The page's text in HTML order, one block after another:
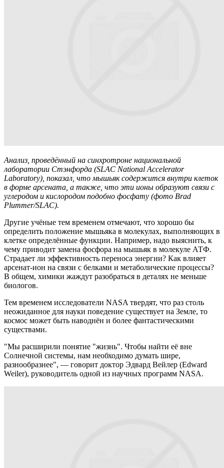
Анализ, проведённый на синхротроне национальной
лаборатории Стэнфорда (SLAC National Accelerator
Laboratory), показал, что мышьяк содержится внутри клеток
в форме арсената, а также, что эти ионы образуют связи с
углеродом и кислородом подобно фосфату (фото Brad
Plummer/SLAC).
Другие учёные тем временем отмечают, что хорошо бы
определить положение мышьяка в молекулах, выполняющих в
клетке определённые функции. Например, надо выяснить, к
чему приводит замена фосфора на мышьяк в молекуле АТФ.
Страдает ли эффективность переноса энергии? Как влияет
арсенат-ион на связи с белками и метаболические процессы?
В общем, химики жаждут разобраться в деталях не меньше
биологов.
Тем временем исследователи NASA твердят, что раз столь
неожиданное для науки поведение существует на Земле, то
космос может быть наводнён и более фантастическими
существами.
"Мы расширили понятие "жизнь". Чтобы найти её вне
Солнечной системы, нам необходимо думать шире,
разнообразнее", — говорит доктор Эдвард Вейлер (Edward
Weiler), руководитель одной из научных программ NASA.